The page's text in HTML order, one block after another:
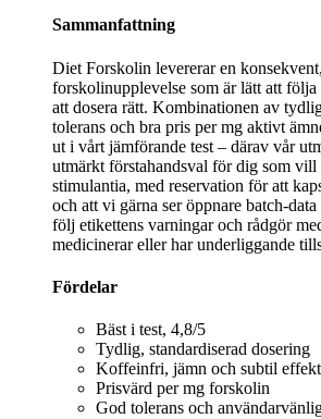
Sammanfattning
Diet Forskolin levererar en
forskolinupplevelse som är lätt att
att dosera rätt. Kombinationen av
tolerans och bra pris per mg aktivt
ut i vårt jämförande test – därav vår
utmärkt förstahandsval för dig som
stimulantia, med reservation för att
och att vi gärna ser öppnare
följ etikettens varningar och rådgör
medicinerar eller har underliggande
Fördelar
Bäst i test, 4,8/5
Tydlig, standardiserad dosering
Koffeinfri, jämn och subtil effekt
Prisvärd per mg forskolin
God tolerans och